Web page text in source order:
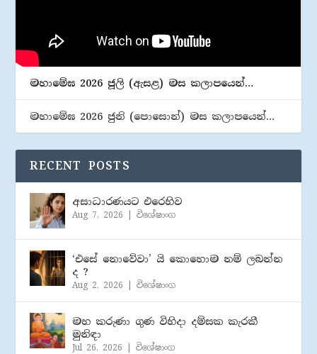
මහාමේඝ 2026 ජූලි (​ඇසළ) මස කලාපයෙන්…
මහාමේඝ 2026 ජුනි (​පොසොන්) මස කලාපයෙන්…
RECENT POSTS
අසාධාරණයට එරෙහිව
Aug 7, 2026 |විශේෂාංග
‘එසේ නොවේවා’ යි කොහොම නම් ලබන්න
ද ?
Aug 2, 2026 |විශේෂාංග
මහ කරුණා ගුණ විහිදා දම්සක කැරකී
මුනිඳා
Jul 26, 2026 |විශේෂාංග